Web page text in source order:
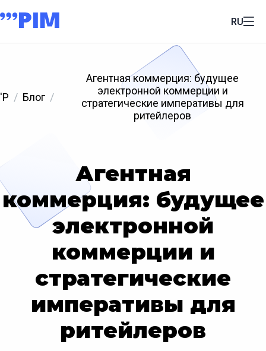
RU
'P Блог
Агентная коммерция: будущее
электронной коммерции и
стратегические императивы для
ритейлеров
Агентная
коммерция: будущее
электронной
коммерции и
стратегические
императивы для
ритейлеров